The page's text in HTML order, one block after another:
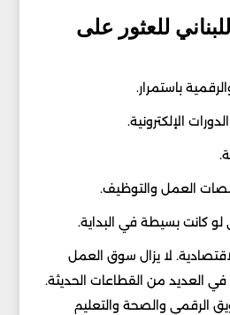
للعثور على
باستمرار.
الإلكترونية.
العمل والتوظيف.
كانت بسيطة في البداية.
لا يزال سوق العمل
في العديد من القطاعات الحديثة.
الرقمي والصحة والتعليم